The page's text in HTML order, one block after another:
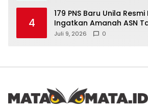
4
179 PNS Baru Unila
Ingatkan Amanah ASN
Formalitas
Juli 9, 2026 0